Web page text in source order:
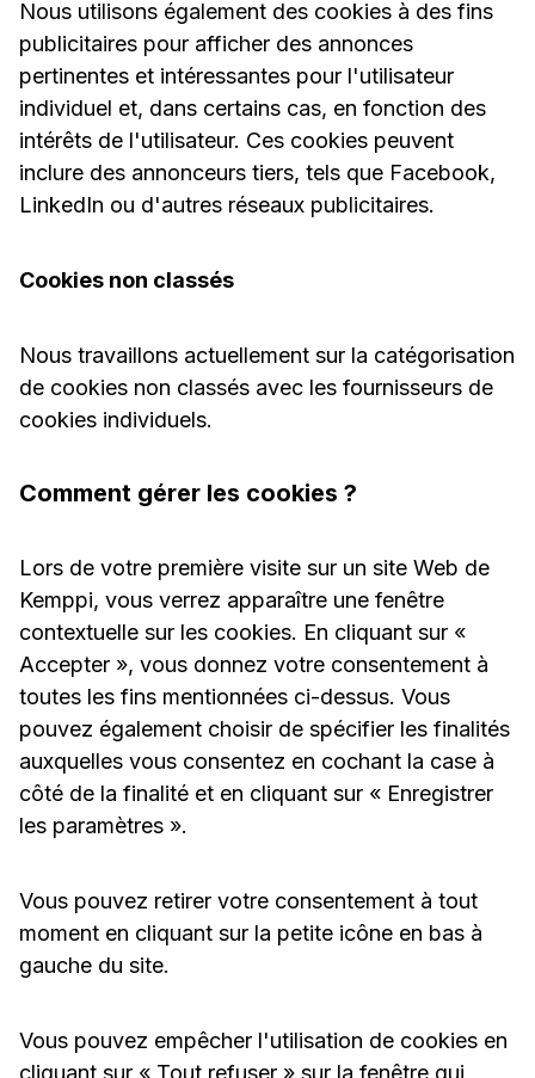
Nous utilisons également des cookies à des fins
publicitaires pour afficher des annonces
pertinentes et intéressantes pour l'utilisateur
individuel et, dans certains cas, en fonction des
intérêts de l'utilisateur. Ces cookies peuvent
inclure des annonceurs tiers, tels que Facebook,
LinkedIn ou d'autres réseaux publicitaires.
Cookies non classés
Nous travaillons actuellement sur la catégorisation
de cookies non classés avec les fournisseurs de
cookies individuels.
Comment gérer les cookies ?
Lors de votre première visite sur un site Web de
Kemppi, vous verrez apparaître une fenêtre
contextuelle sur les cookies. En cliquant sur «
Accepter », vous donnez votre consentement à
toutes les fins mentionnées ci-dessus. Vous
pouvez également choisir de spécifier les finalités
auxquelles vous consentez en cochant la case à
côté de la finalité et en cliquant sur « Enregistrer
les paramètres ».
Vous pouvez retirer votre consentement à tout
moment en cliquant sur la petite icône en bas à
gauche du site.
Vous pouvez empêcher l'utilisation de cookies en
cliquant sur « Tout refuser » sur la fenêtre qui